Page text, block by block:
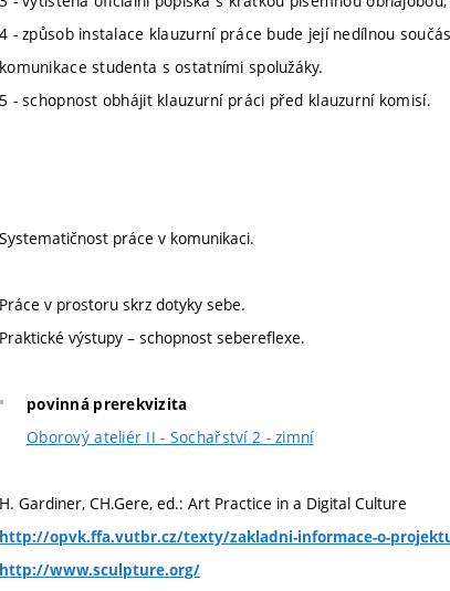
4 - způsob instalace klauzurní práce bude její nedílnou
komunikace studenta s ostatními spolužáky.
5 - schopnost obhájit klauzurní práci před klauzurní komisí.
Systematičnost práce v komunikaci.
Práce v prostoru skrz dotyky sebe.
Praktické výstupy – schopnost sebereflexe.
povinná prerekvizita
Oborový ateliér II - Sochařství 2 - zimní
H. Gardiner, CH.Gere, ed.: Art Practice in a Digital Culture
http://opvk.ffa.vutbr.cz/texty/zakladni-informace-o-
http://www.sculpture.org/